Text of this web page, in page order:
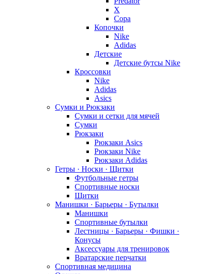
X
Copa
Копочки
Nike
Adidas
Детские
Детские бутсы Nike
Кроссовки
Nike
Adidas
Asics
Сумки и Рюкзаки
Сумки и сетки для мячей
Сумки
Рюкзаки
Рюкзаки Asics
Рюкзаки Nike
Рюкзаки Adidas
Гетры · Носки · Щитки
Футбольные гетры
Спортивные носки
Щитки
Манишки · Барьеры · Бутылки
Манишки
Спортивные бутылки
Лестницы · Барьеры · Фишки ·
Конусы
Аксессуары для тренировок
Вратарские перчатки
Спортивная медицина